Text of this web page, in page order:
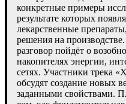
конкретные примеры
результате которых
лекарственные
решения на
разговор пойдёт о
накопителях энергии,
сетях. Участники трека
обсудят создание новых
заданными свойствами.